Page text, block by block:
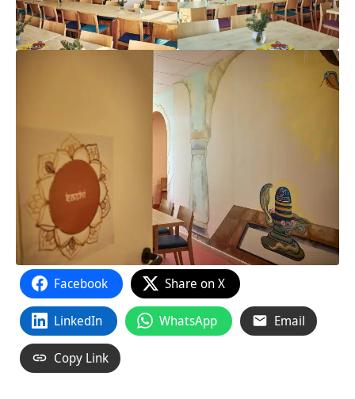
Facebook Share on X
LinkedIn WhatsApp Email
Copy Link